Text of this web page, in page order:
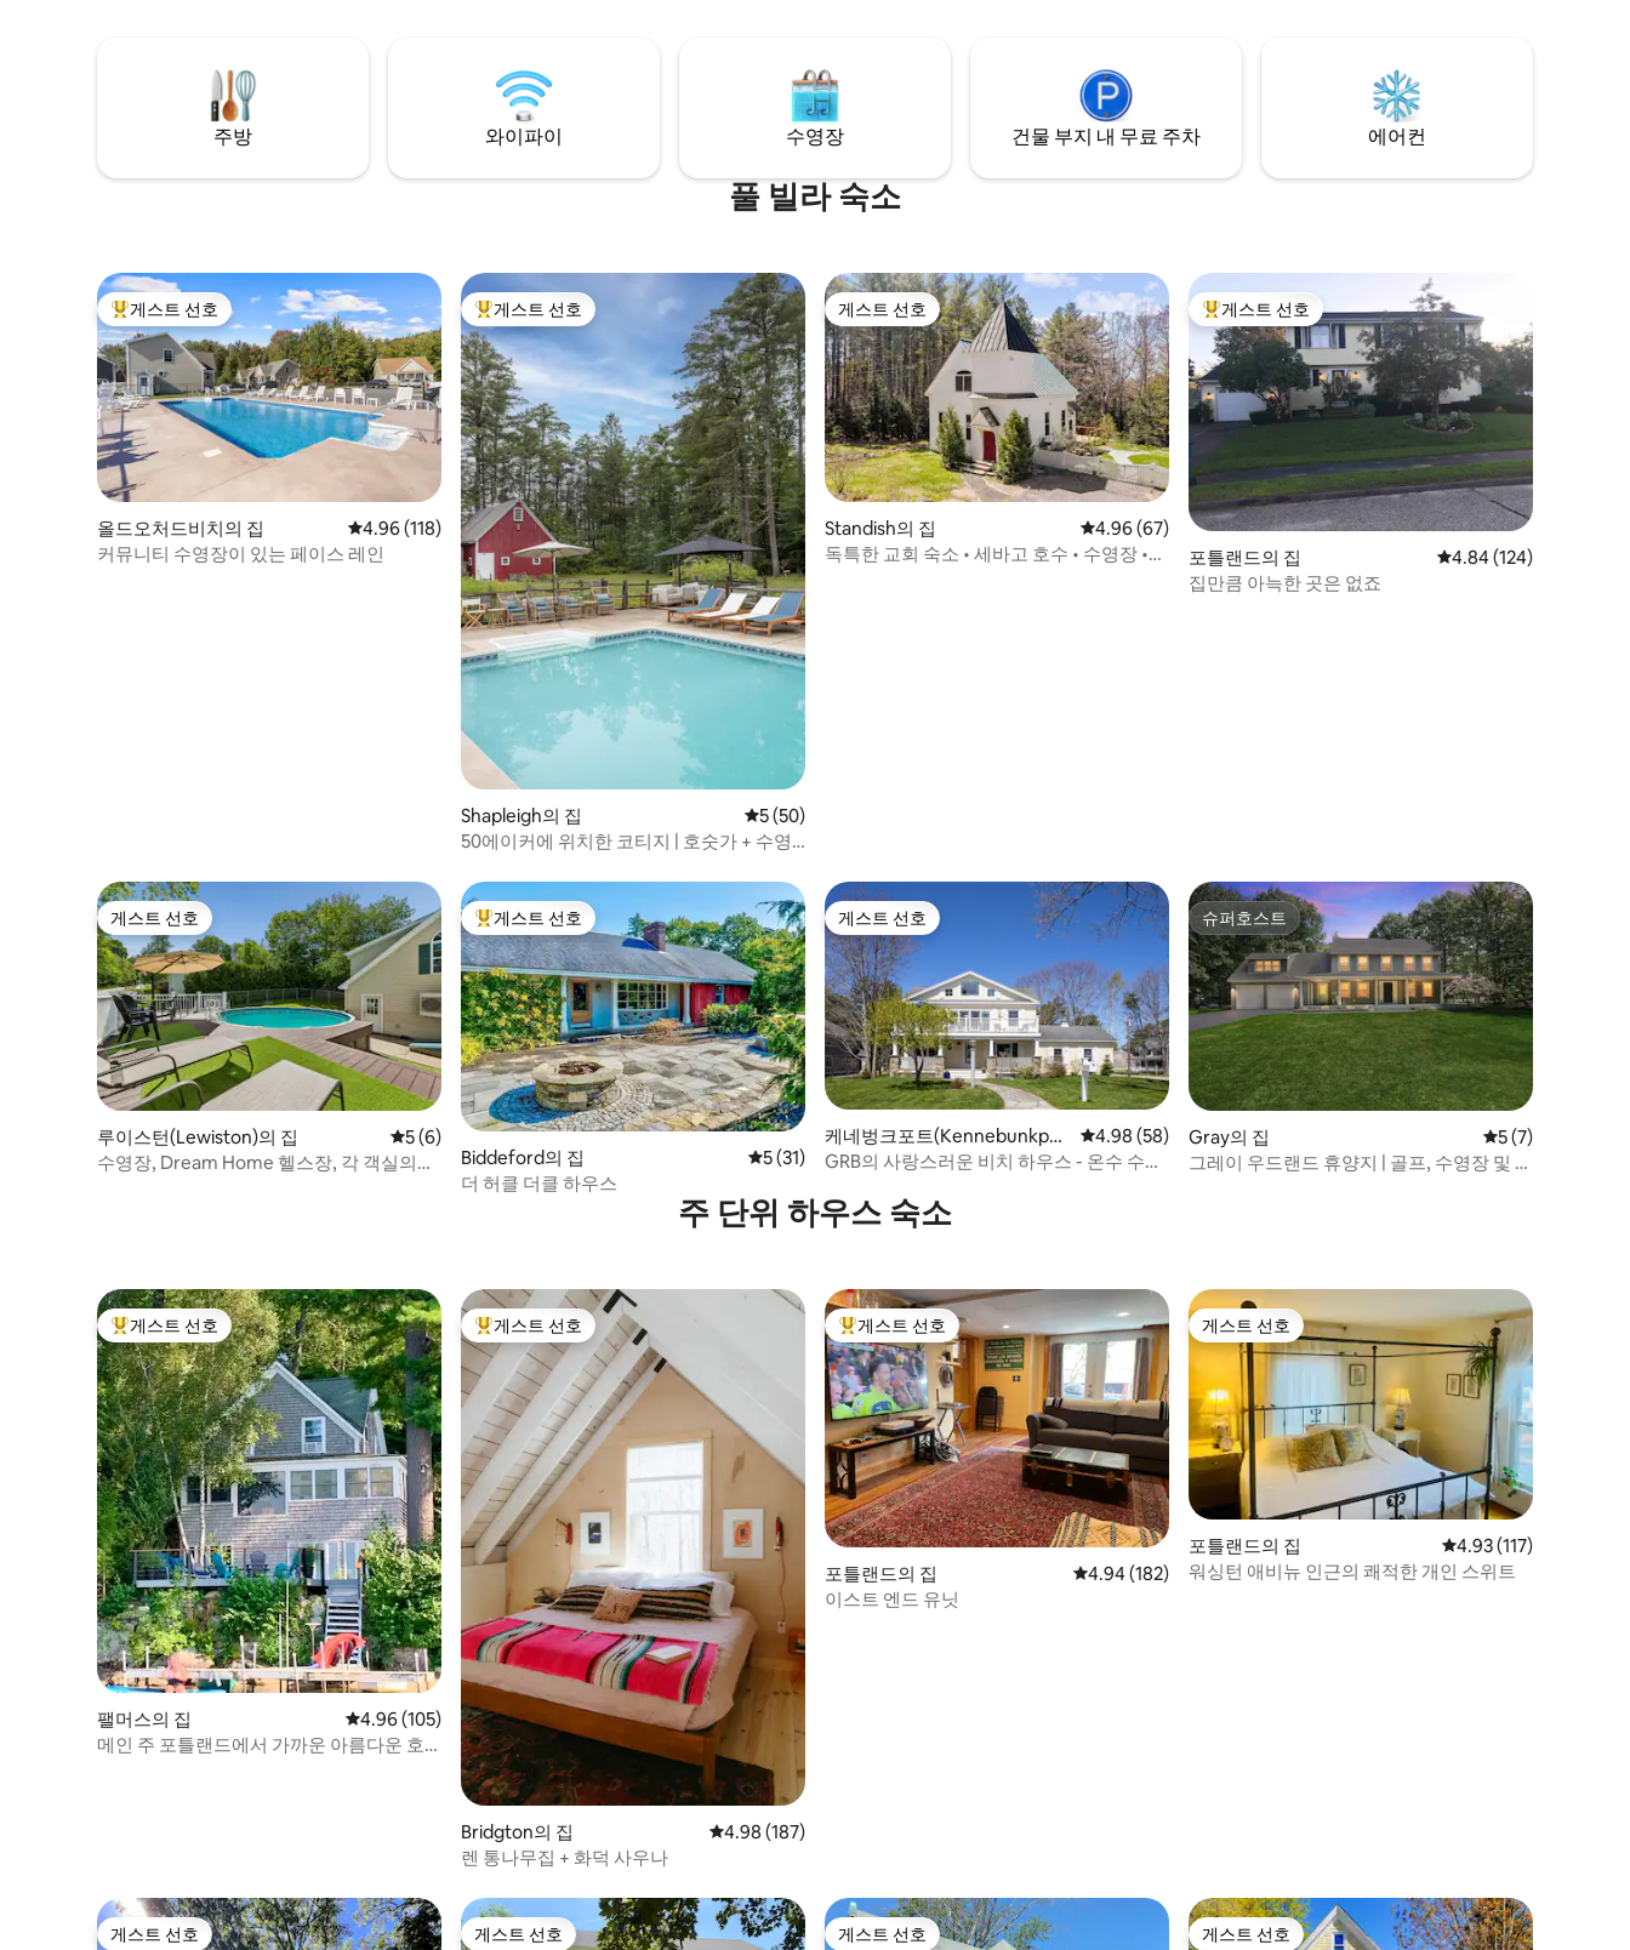
1개 또는 최대 4명의 게스트를 위한 침실 2개
로 임대할 수 있습니다. (2) 침실의 경우 1박
당 50달러의 추가 비용이 발생합니다. 관심
이 있으시면 두 번째 침실을 이용할 수 있는
기를 갖춘 욕실이 있습니다. 가스레인지, 냉
안한 킹사이즈 매트리스를 갖춘 매우 큰 마
스터 침실에는 케이블 TV도 마련되어 있습
니다. . 침실 1개 및 침실 2개 옵션에는 모두 3
층에 전용 출입구, 전용 주방, 욕실이 있습니
다. 침실 1개 또는 2개 임대 옵션을 선택하면
다른 사람과 공용 공간이 없습니다. 전용 출
입구. 주방, 욕실, 거실 및 기타 편의시설이
완비된 넓은 1베드룸 또는 2베드룸 아파트.
질문이나 우려 사항이 있으면 언제든지 연
락해 주세요. 하지만 원칙적으로 게스트의
사생활을 존중합니다. 이 숙소는 노티드 에
이프런, 우드포드 바 앤 그릴, 버드 앤 코를
포함한 포틀랜드의 인기 맛집에서 몇 걸음
거리에 있습니다.더 트리하우스, 엘스미어
with the luxuries and technology of the
present.
문이 있는 대형 워크인 샤워 시설이 갖춰진
럭스 욕실. 에어컨, 반려동물 동반 가능. 완
벽하고 평화로운 휴양지입니다. 와서 재충
전하세요!
즐기거나 산을 즐기기 위해 산을 즐길 수 있
습니다. 남쪽으로 40분 거리에 있는 해안을
감상하고 상징적인 메인 등대를 둘러보세
요.
주방 와이파이 수영장 건물 부지 내 무료 주차 에어컨
풀 빌라 숙소
상위 게스트 선호
게스트 선호
올드오처드비치의 집 평점 4.96점(5점 만점), 후기 118개
4.96 (118)
커뮤니티 수영장이 있는 페이스 레인
상위 게스트 선호
게스트 선호
Shapleigh의 집 평점 5점(5점 만점), 후기 50개
5 (50)
50에이커에 위치한 코티지 | 호숫가 + 수영
게스트 선호
게스트 선호
Standish의 집 평점 4.96점(5점 만점), 후기 67개
4.96 (67)
독특한 교회 숙소 • 세바고 호수 • 수영장 •
상위 게스트 선호
게스트 선호
포틀랜드의 집 평점 4.84점(5점 만점),
4.84 (124)
집만큼 아늑한 곳은 없죠
게스트 선호
게스트 선호
루이스턴(Lewiston)의 집 평점 5점(5점 만점), 후기 6개
5 (6)
수영장, Dream Home 헬스장, 각 객실의
상위 게스트 선호
게스트 선호
Biddeford의 집 평점 5점(5점 만점), 후기 31개
5 (31)
더 허클 더클 하우스
게스트 선호
게스트 선호
케네벙크포트(Kennebunkpor
t)의 집
평점 4.98점(5점 만점), 후기 58개
4.98 (58)
GRB의 사랑스러운 비치 하우스 - 온수 수영
슈퍼호스트
슈퍼호스트
Gray의 집 평점 5점(5점 만점
5 (7)
그레이 우드랜드 휴양지 | 골프, 수영장 및 영
주 단위 하우스 숙소
상위 게스트 선호
게스트 선호
팰머스의 집 평점 4.96점(5점 만점), 후기 105개
4.96 (105)
메인 주 포틀랜드에서 가까운 아름다운 호
상위 게스트 선호
게스트 선호
Bridgton의 집 평점 4.98점(5점 만점), 후기 187개
4.98 (187)
렌 통나무집 + 화덕 사우나
상위 게스트 선호
게스트 선호
포틀랜드의 집 평점 4.94점(5점 만점), 후기 182개
4.94 (182)
이스트 엔드 유닛
게스트 선호
게스트 선호
포틀랜드의 집 평점 4.93점(5점 만점),
4.93 (117)
워싱턴 애비뉴 인근의 쾌적한 개인 스위트
게스트 선호
게스트 선호 게스트 선호
게스트 선호 게스트 선호
게스트 선호 게스트 선호
게스트 선호